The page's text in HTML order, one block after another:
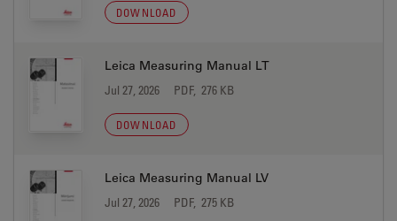
DOWNLOAD
Leica Measuring Manual LT
Jul 27, 2026 PDF, 276 KB
DOWNLOAD
Leica Measuring Manual LV
Jul 27, 2026 PDF, 275 KB